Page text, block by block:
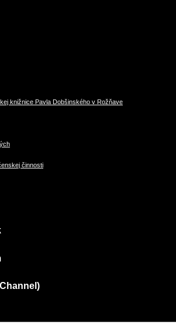
knižnice Pavla Dobšinského v Rožňave
činnosti